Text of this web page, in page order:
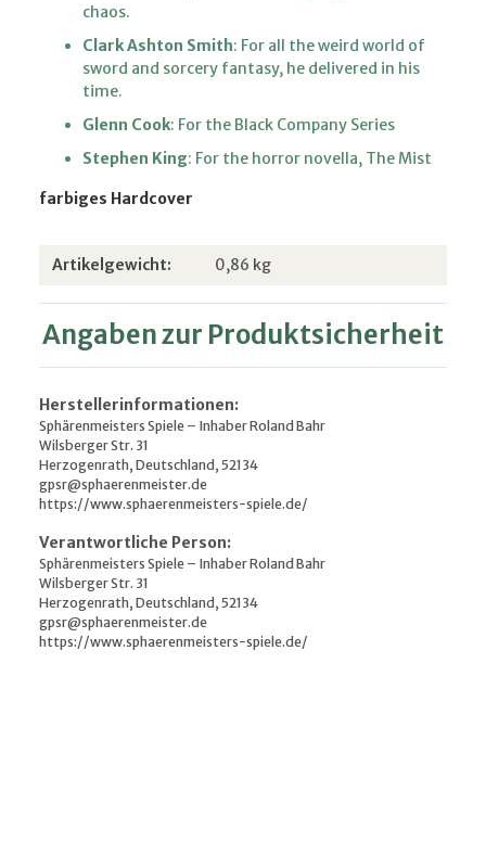
chaos.
Clark Ashton Smith: For all the weird world of
sword and sorcery fantasy, he delivered in his
time.
Glenn Cook: For the Black Company Series
Stephen King: For the horror novella, The Mist
farbiges Hardcover
Produkteigenschaft
Wert
Artikelgewicht: 0,86 kg
Angaben zur Produktsicherheit
Herstellerinformationen:
Sphärenmeisters Spiele – Inhaber Roland Bahr
Wilsberger Str. 31
Herzogenrath, Deutschland, 52134
gpsr@sphaerenmeister.de
https://www.sphaerenmeisters-spiele.de/
Verantwortliche Person:
Sphärenmeisters Spiele – Inhaber Roland Bahr
Wilsberger Str. 31
Herzogenrath, Deutschland, 52134
gpsr@sphaerenmeister.de
https://www.sphaerenmeisters-spiele.de/